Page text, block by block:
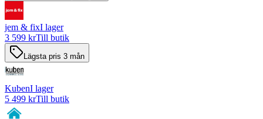
jem & fixI lager
3 599 krTill butik
Lägsta pris 3 mån
KubenI lager
5 499 krTill butik